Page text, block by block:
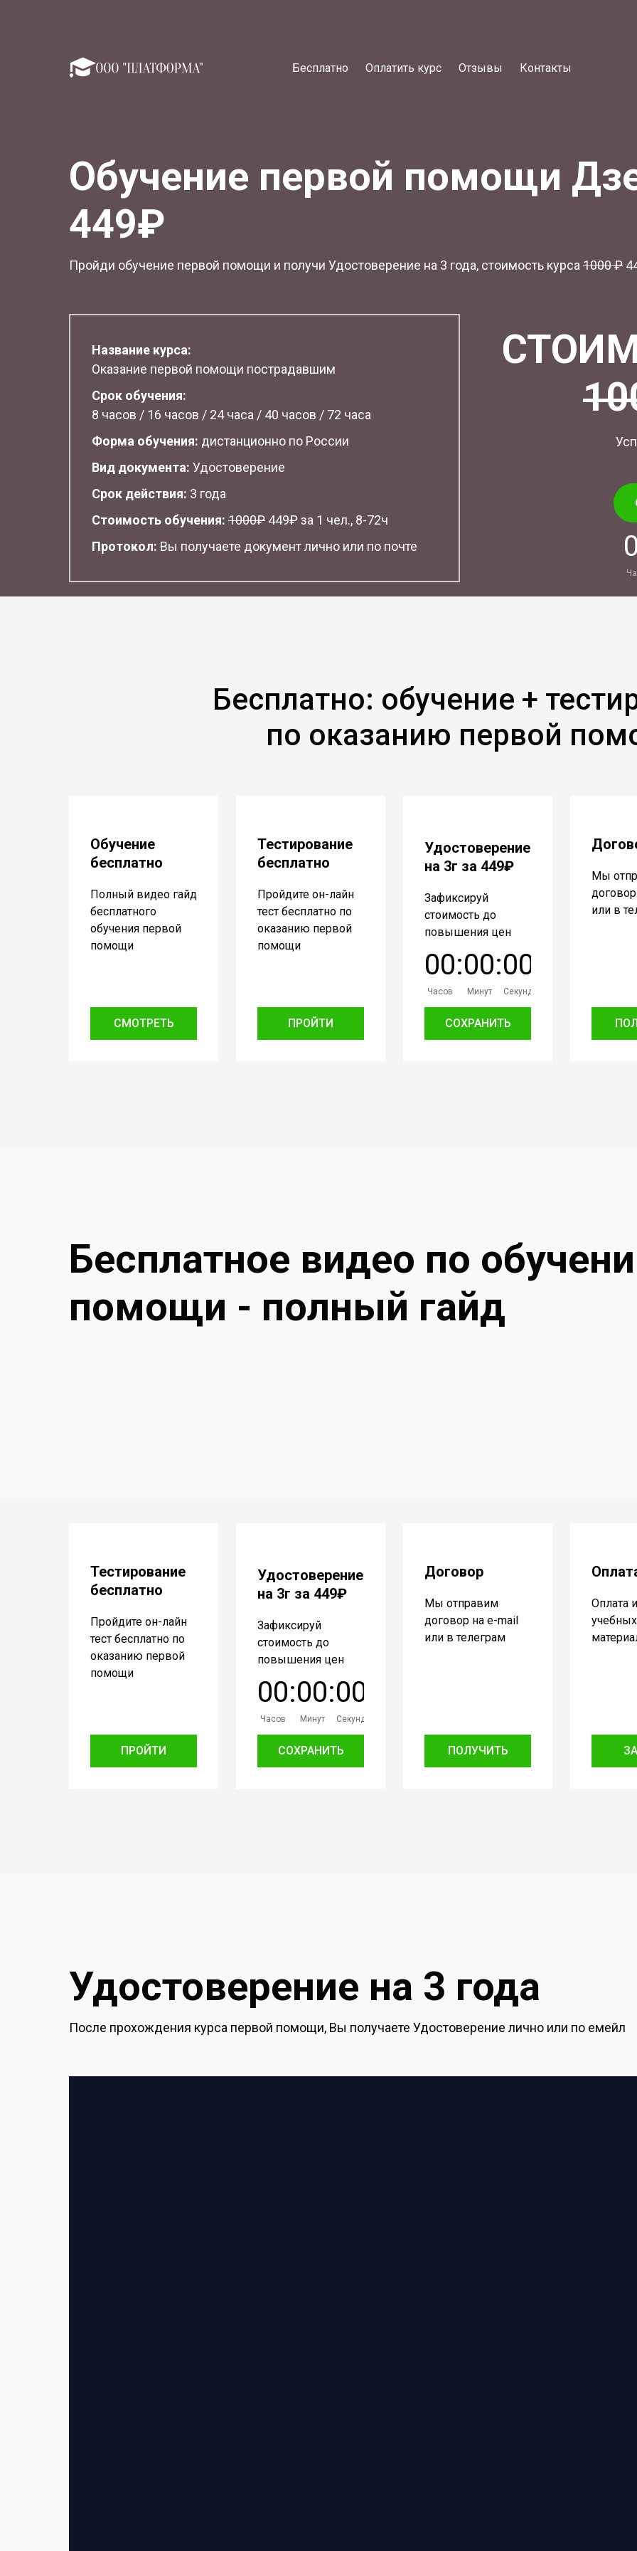
Бесплатно Оплатить курс Отзывы Контакты
Обучение первой помощи
449₽
Пройди обучение первой помощи и получи Удостоверение на 3 года, стоимость курса 1000 ₽
Название курса:
Оказание первой помощи пострадавшим
Срок обучения:
8 часов / 16 часов / 24 часа / 40 часов / 72 часа
Форма обучения: дистанционно по России
Вид документа: Удостоверение
Срок действия: 3 года
Стоимость обучения: 1000₽ 449₽ за 1 чел., 8-72ч
Протокол: Вы получаете документ лично или по почте
Бесплатно: обучение +
по оказанию первой
Обучение
бесплатно
Полный видео гайд
бесплатного
обучения первой
помощи
СМОТРЕТЬ
Тестирование
бесплатно
Пройдите он-лайн
тест бесплатно по
оказанию первой
помощи
ПРОЙТИ
Удостоверение
на 3г за 449₽
Зафиксируй
стоимость до
повышения цен
00
Часов
:00
Минут
:00
Секунд
СОХРАНИТЬ
Мы
или в
Бесплатное видео по
помощи - полный гайд
Тестирование
бесплатно
Пройдите он-лайн
тест бесплатно по
оказанию первой
помощи
ПРОЙТИ
Удостоверение
на 3г за 449₽
Зафиксируй
стоимость до
повышения цен
00
Часов
:00
Минут
:00
Секунд
СОХРАНИТЬ
Договор
Мы отправим
договор на e-mail
или в телеграм
ПОЛУЧИТЬ
Оплата
учебных
Удостоверение на 3 года
После прохождения курса первой помощи, Вы получаете Удостоверение лично или по емейл